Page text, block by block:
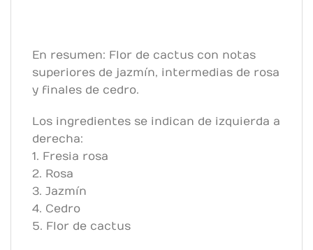
En resumen: Flor de cactus con notas
superiores de jazmín, intermedias de rosa
y finales de cedro.
Los ingredientes se indican de izquierda a
derecha:
1. Fresia rosa
2. Rosa
3. Jazmín
4. Cedro
5. Flor de cactus